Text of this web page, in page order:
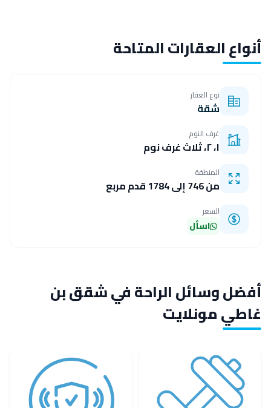
أنواع العقارات المتاحة
نوع العقار
شقة
غرف النوم
١، ٢، ثلاث غرف نوم
المنطقة
من 746 إلى 1784 قدم مربع
السعر
اسأل
أفضل وسائل الراحة في شقق بن
غاطي مونلايت